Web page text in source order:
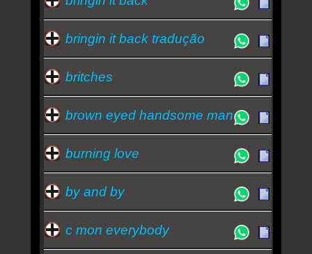
bringin it back tradução
britches
brown eyed handsome man
burning love
by and by
c mon everybody